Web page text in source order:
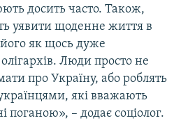
досить часто. Також,
уявити щоденне життя в
як щось дуже
Люди просто не
про Україну, або роблять
які вважають
поганою», – додає соціолог.